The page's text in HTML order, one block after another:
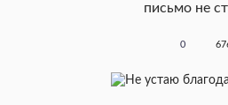
письмо не
0